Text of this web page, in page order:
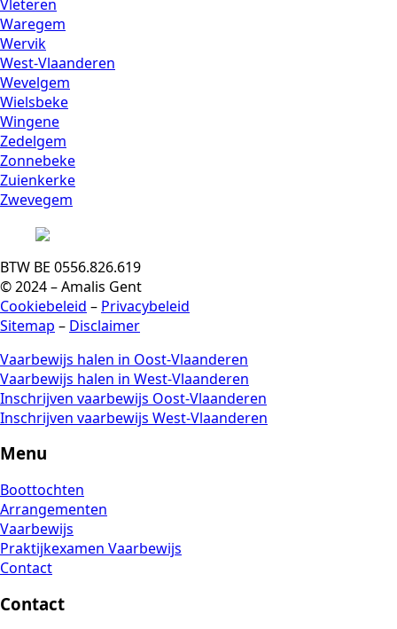
Vleteren
Waregem
Wervik
West-Vlaanderen
Wevelgem
Wielsbeke
Wingene
Zedelgem
Zonnebeke
Zuienkerke
Zwevegem
BTW BE 0556.826.619
© 2024 – Amalis Gent
Cookiebeleid – Privacybeleid
Sitemap – Disclaimer
Vaarbewijs halen in Oost-Vlaanderen
Vaarbewijs halen in West-Vlaanderen
Inschrijven vaarbewijs Oost-Vlaanderen
Inschrijven vaarbewijs West-Vlaanderen
Menu
Boottochten
Arrangementen
Vaarbewijs
Praktijkexamen Vaarbewijs
Contact
Contact